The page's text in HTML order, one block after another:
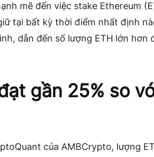
mẽ đến việc stake Ethereum
tại bất kỳ thời điểm nhất định
dẫn đến số lượng ETH lớn hơn
gần 25% so
của AMBCrypto, lượng